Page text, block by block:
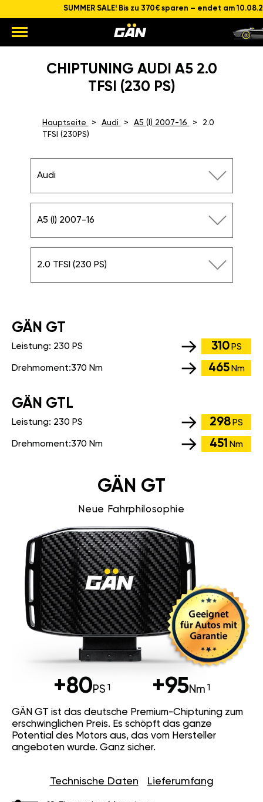
SUMMER SALE! Bis zu 370€ sparen – endet am
CHIPTUNING AUDI A5 2.0
TFSI (230 PS)
Hauptseite Audi A5 (I) 2007-16
2.0
TFSI (230PS)
Audi
A5 (I) 2007-16
2.0 TFSI (230 PS)
GÄN GT
Leistung: 230 PS 310 PS
Drehmoment:370 Nm 465 Nm
GÄN GTL
Leistung: 230 PS 298 PS
Drehmoment:370 Nm 451 Nm
GÄN GT
Neue Fahrphilosophie
+80PS +95Nm
GÄN GT ist das deutsche Premium-Chiptuning zum
erschwinglichen Preis. Es schöpft das ganze
Potential des Motors aus, das vom Hersteller
angeboten wurde. Ganz sicher.
Technische Daten Lieferumfang